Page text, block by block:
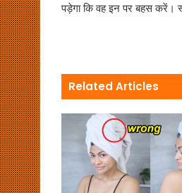
पड़ेगा कि वह इन पर बहस करें।
Related Articles